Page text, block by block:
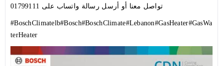
تواصل معنا أو أرسل رسالة واتساب على 01799111
#BoschClimatelb#Bosch#BoschClimate#Lebanon#GasHeater#GasWa
terHeater